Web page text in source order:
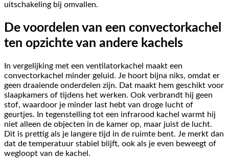
uitschakeling bij omvallen.
De voordelen van een convectorkachel
ten opzichte van andere kachels
In vergelijking met een ventilatorkachel maakt een
convectorkachel minder geluid. Je hoort bijna niks, omdat er
geen draaiende onderdelen zijn. Dat maakt hem geschikt voor
slaapkamers of tijdens het werken. Ook verbrandt hij geen
stof, waardoor je minder last hebt van droge lucht of
geurtjes. In tegenstelling tot een infrarood kachel warmt hij
niet alleen de objecten in de kamer op, maar juist de lucht.
Dit is prettig als je langere tijd in de ruimte bent. Je merkt dan
dat de temperatuur stabiel blijft, ook als je even beweegt of
wegloopt van de kachel.